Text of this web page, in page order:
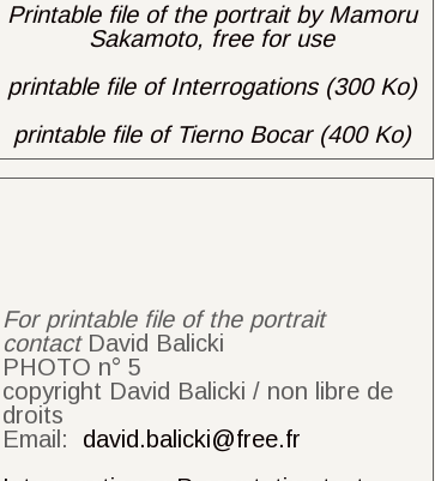
Printable file of the portrait by Mamoru
Sakamoto, free for use
printable file of Interrogations (300 Ko)
printable file of Tierno Bocar (400 Ko)
For printable file of the portrait
contact David Balicki
PHOTO n° 5
copyright David Balicki / non libre de
droits
Email: david.balicki@free.fr